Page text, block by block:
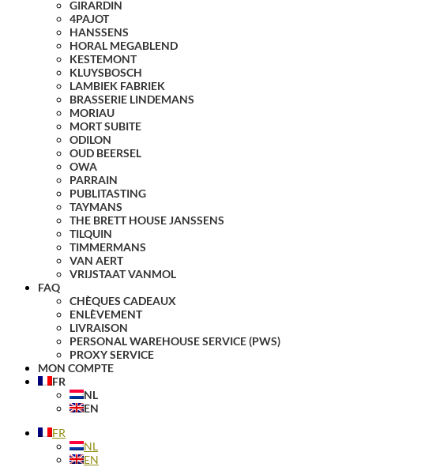
GIRARDIN
4PAJOT
HANSSENS
HORAL MEGABLEND
KESTEMONT
KLUYSBOSCH
LAMBIEK FABRIEK
BRASSERIE LINDEMANS
MORIAU
MORT SUBITE
ODILON
OUD BEERSEL
OWA
PARRAIN
PUBLITASTING
TAYMANS
THE BRETT HOUSE JANSSENS
TILQUIN
TIMMERMANS
VAN AERT
VRIJSTAAT VANMOL
FAQ
CHÈQUES CADEAUX
ENLÈVEMENT
LIVRAISON
PERSONAL WAREHOUSE SERVICE (PWS)
PROXY SERVICE
MON COMPTE
FR
NL
EN
FR
NL
EN